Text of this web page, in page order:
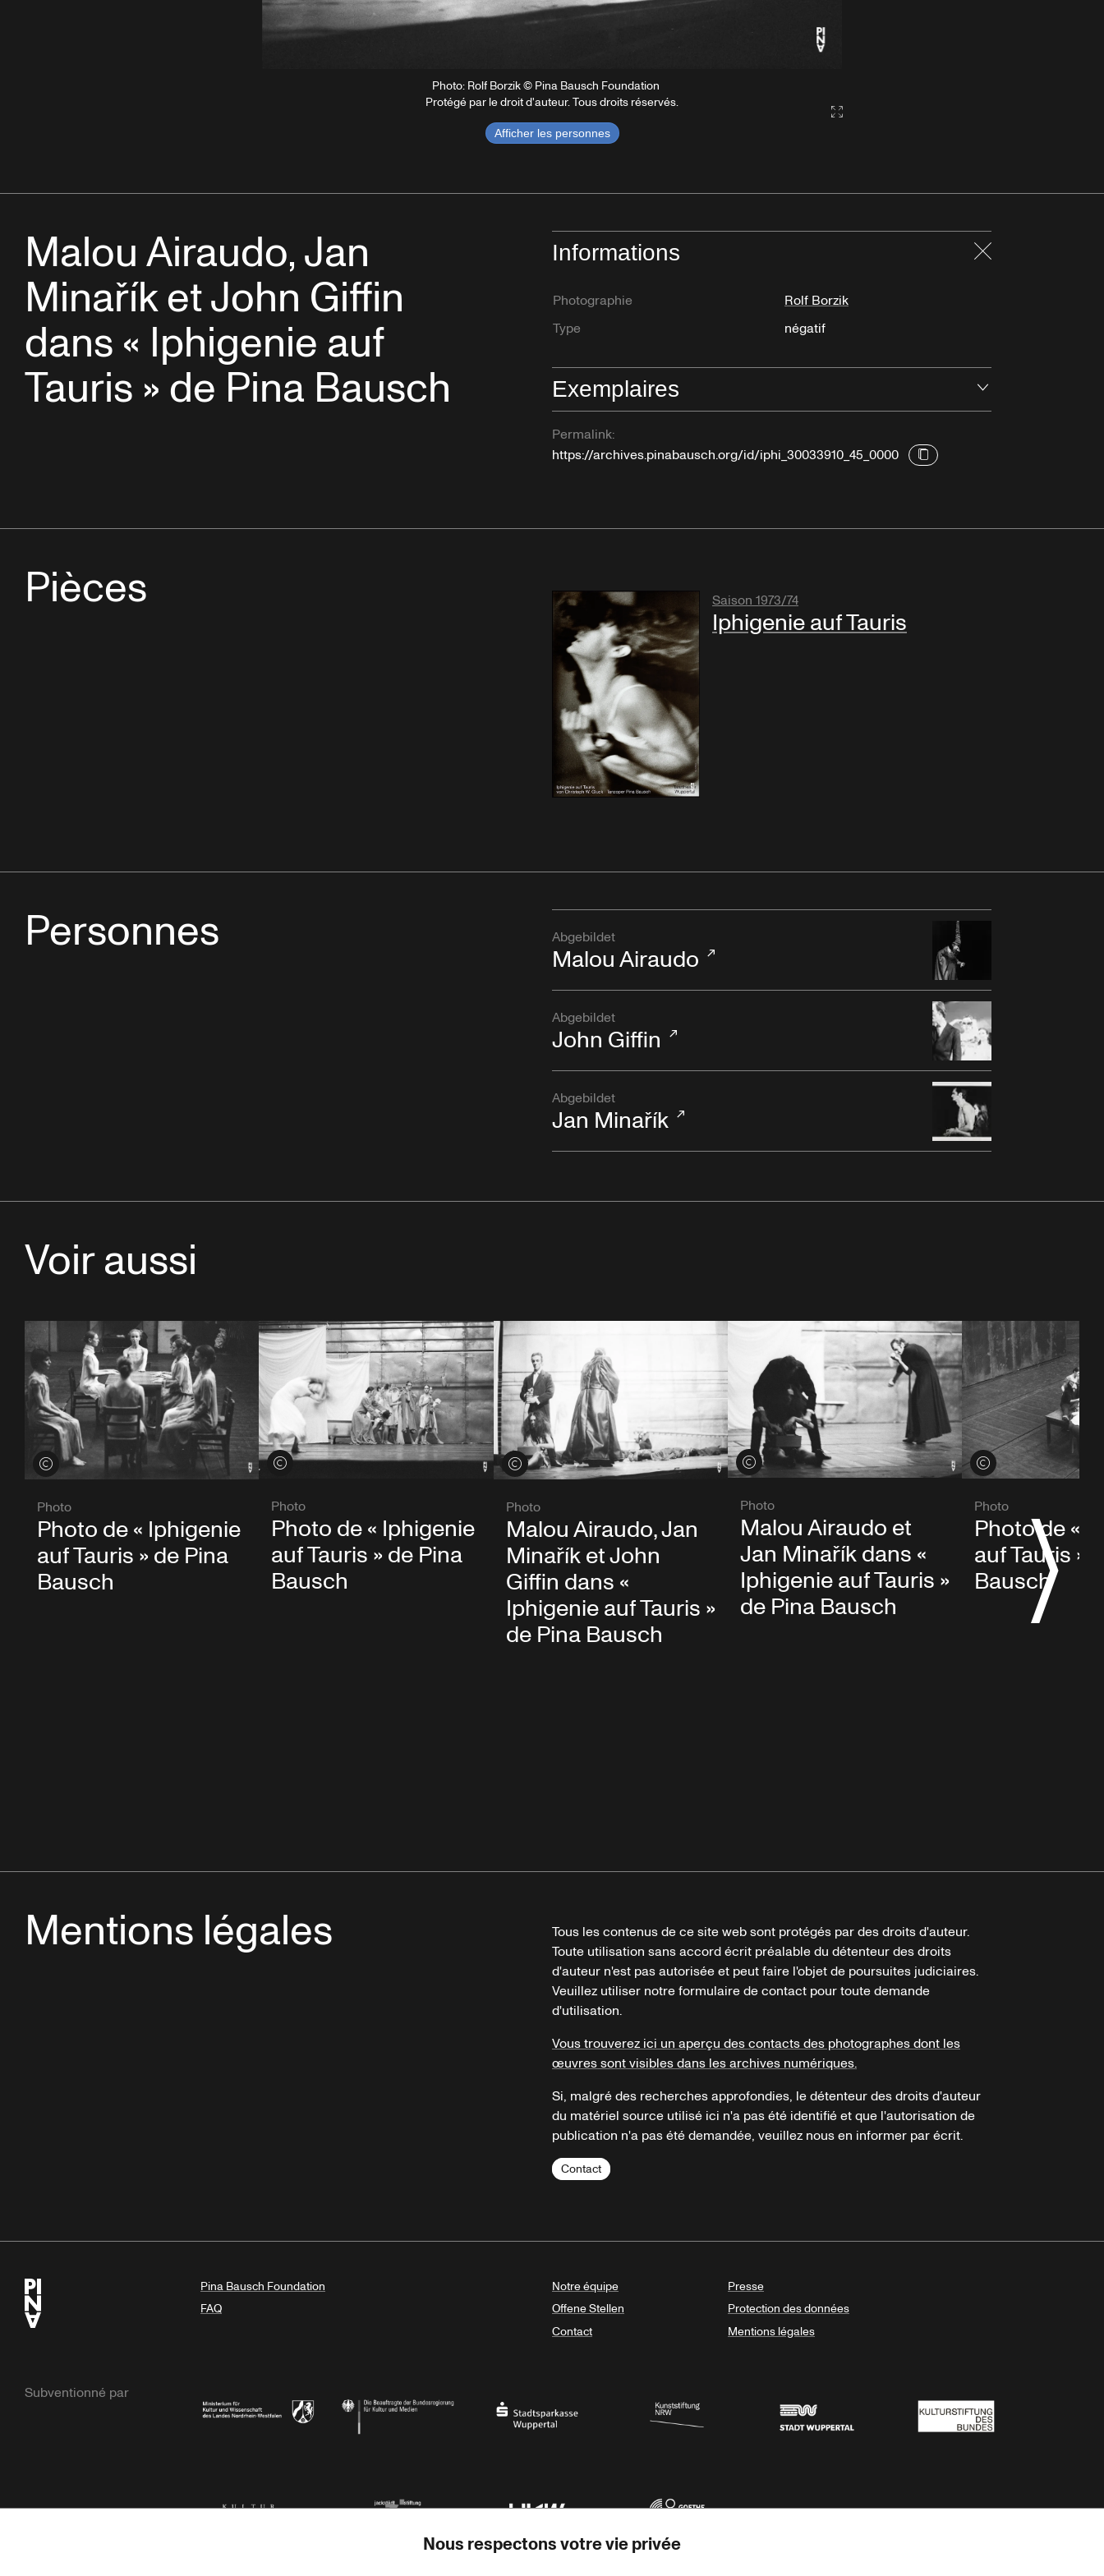
Photo: Rolf Borzik © Pina Bausch Foundation
Protégé par le droit d'auteur. Tous droits réservés.
Afficher les personnes
Gallery2:fullscreen
Malou Airaudo, Jan
Minařík et John Giffin
dans « Iphigenie auf
Tauris » de Pina Bausch
Informations
Photographie
Rolf Borzik
Type
négatif
Exemplaires
Permalink:
https://archives.pinabausch.org/id/iphi_30033910_45_0000
Pièces Saison 1973/74
Iphigenie auf Tauris
Personnes Abgebildet
Malou Airaudo
Abgebildet
John Giffin
Abgebildet
Jan Minařík
Voir aussi
Voir les crédits
Photo
Photo de « Iphigenie
auf Tauris » de Pina
Bausch
Voir les crédits
Photo
Photo de « Iphigenie
auf Tauris » de Pina
Bausch
Voir les crédits
Photo
Malou Airaudo, Jan
Minařík et John
Giffin dans «
Iphigenie auf Tauris »
de Pina Bausch
Voir les crédits
Photo
Malou Airaudo et
Jan Minařík dans «
Iphigenie auf Tauris »
de Pina Bausch
Voir les crédits
Photo
Photo de «
auf Tauris »
Bausch
Mentions légales
Tous les contenus de ce site web sont protégés par des droits d'auteur.
Toute utilisation sans accord écrit préalable du détenteur des droits
d'auteur n'est pas autorisée et peut faire l'objet de poursuites judiciaires.
Veuillez utiliser notre formulaire de contact pour toute demande
d'utilisation.
Vous trouverez ici un aperçu des contacts des photographes dont les
œuvres sont visibles dans les archives numériques.
Si, malgré des recherches approfondies, le détenteur des droits d'auteur
du matériel source utilisé ici n'a pas été identifié et que l'autorisation de
publication n'a pas été demandée, veuillez nous en informer par écrit.
Contact
Pina Bausch Foundation
FAQ
Notre équipe
Offene Stellen
Contact
Presse
Protection des données
Mentions légales
Subventionné par
Haus der Kulturen der Welt Goethe-Institut
Nous respectons votre vie privée